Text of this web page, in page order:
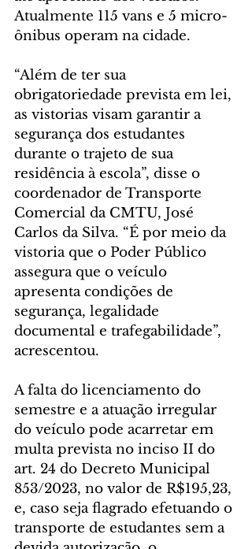
Atualmente 115 vans e 5 micro-
ônibus operam na cidade.
“Além de ter sua
obrigatoriedade prevista em lei,
as vistorias visam garantir a
segurança dos estudantes
durante o trajeto de sua
residência à escola”, disse o
coordenador de Transporte
Comercial da CMTU, José
Carlos da Silva. “É por meio da
vistoria que o Poder Público
assegura que o veículo
apresenta condições de
segurança, legalidade
documental e trafegabilidade”,
acrescentou.
A falta do licenciamento do
semestre e a atuação irregular
do veículo pode acarretar em
multa prevista no inciso II do
art. 24 do Decreto Municipal
853/2023, no valor de R$195,23,
e, caso seja flagrado efetuando o
transporte de estudantes sem a